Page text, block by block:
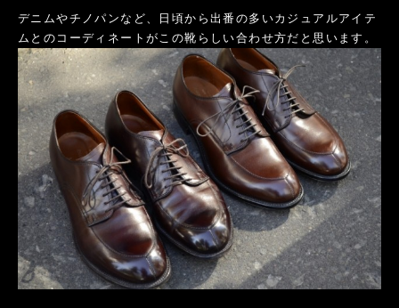
デニムやチノパンなど、日頃から出番の多いカジュアルアイテ
ムとのコーディネートがこの靴らしい合わせ方だと思います。